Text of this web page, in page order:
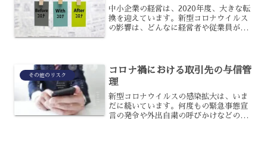
中小企業の経営は、2020年度、大きな転
換を迎えています。新型コロナウイルス
の影響は、どんなに経営者や従業員が努
う。そんな状況下だから...
その他のリスク
コロナ禍における取引先の与信管
理
新型コロナウイルスの感染拡大は、いま
だに続いています。何度もの緊急事態宣
言の発令や外出自粛の呼びかけなどの影